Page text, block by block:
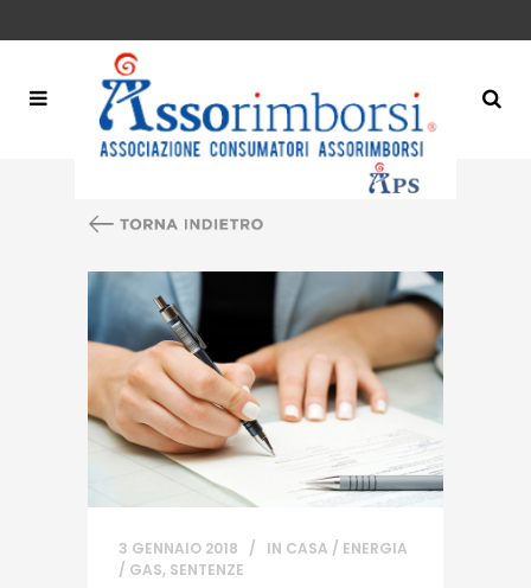
3 GENNAIO 2018 IN CASA / ENERGIA
/ GAS, SENTENZE